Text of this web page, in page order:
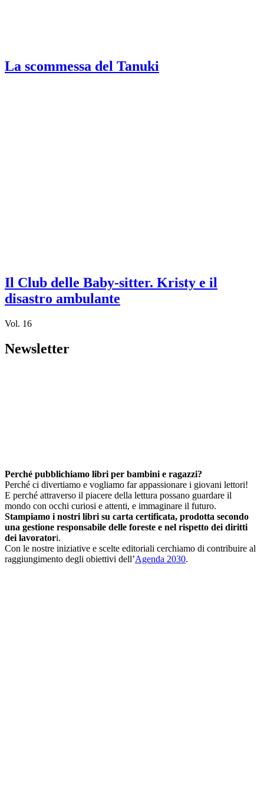
La scommessa del Tanuki
Il Club delle Baby-sitter. Kristy e il
disastro ambulante
Vol. 16
Newsletter
Perché pubblichiamo libri per bambini e ragazzi?
Perché ci divertiamo e vogliamo far appassionare i giovani lettori!
E perché attraverso il piacere della lettura possano guardare il
mondo con occhi curiosi e attenti, e immaginare il futuro.
Stampiamo i nostri libri su carta certificata, prodotta secondo
una gestione responsabile delle foreste e nel rispetto dei diritti
dei lavoratori.
Con le nostre iniziative e scelte editoriali cerchiamo di contribuire al
raggiungimento degli obiettivi dell’Agenda 2030.